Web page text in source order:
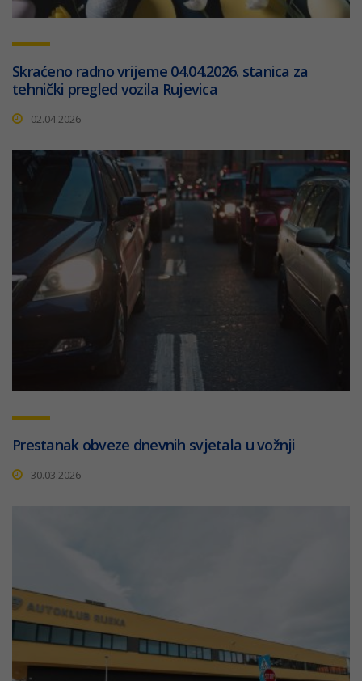
Skraćeno radno vrijeme 04.04.2026. stanica za
tehnički pregled vozila Rujevica
02.04.2026
Prestanak obveze dnevnih svjetala u vožnji
30.03.2026